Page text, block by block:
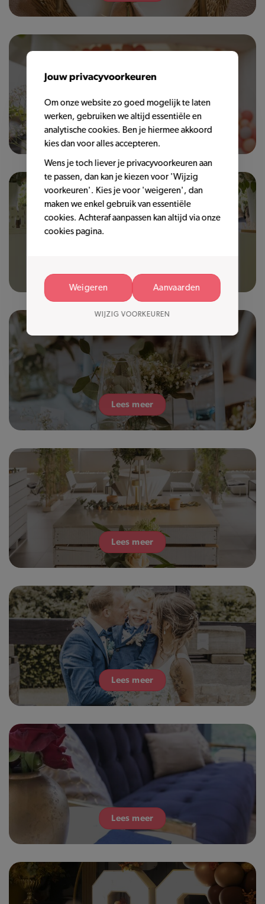
Lees meer
Lees meer
Lees meer
Lees meer
Lees meer
Jouw privacyvoorkeuren
Om onze website zo goed mogelijk te laten
werken, gebruiken we altijd essentiële en
analytische cookies. Ben je hiermee akkoord
kies dan voor alles accepteren.
Wens je toch liever je privacyvoorkeuren aan
te passen, dan kan je kiezen voor 'Wijzig
voorkeuren'. Kies je voor 'weigeren', dan
maken we enkel gebruik van essentiële
cookies. Achteraf aanpassen kan altijd via onze
cookies pagina.
Weigeren Aanvaarden
WIJZIG VOORKEUREN